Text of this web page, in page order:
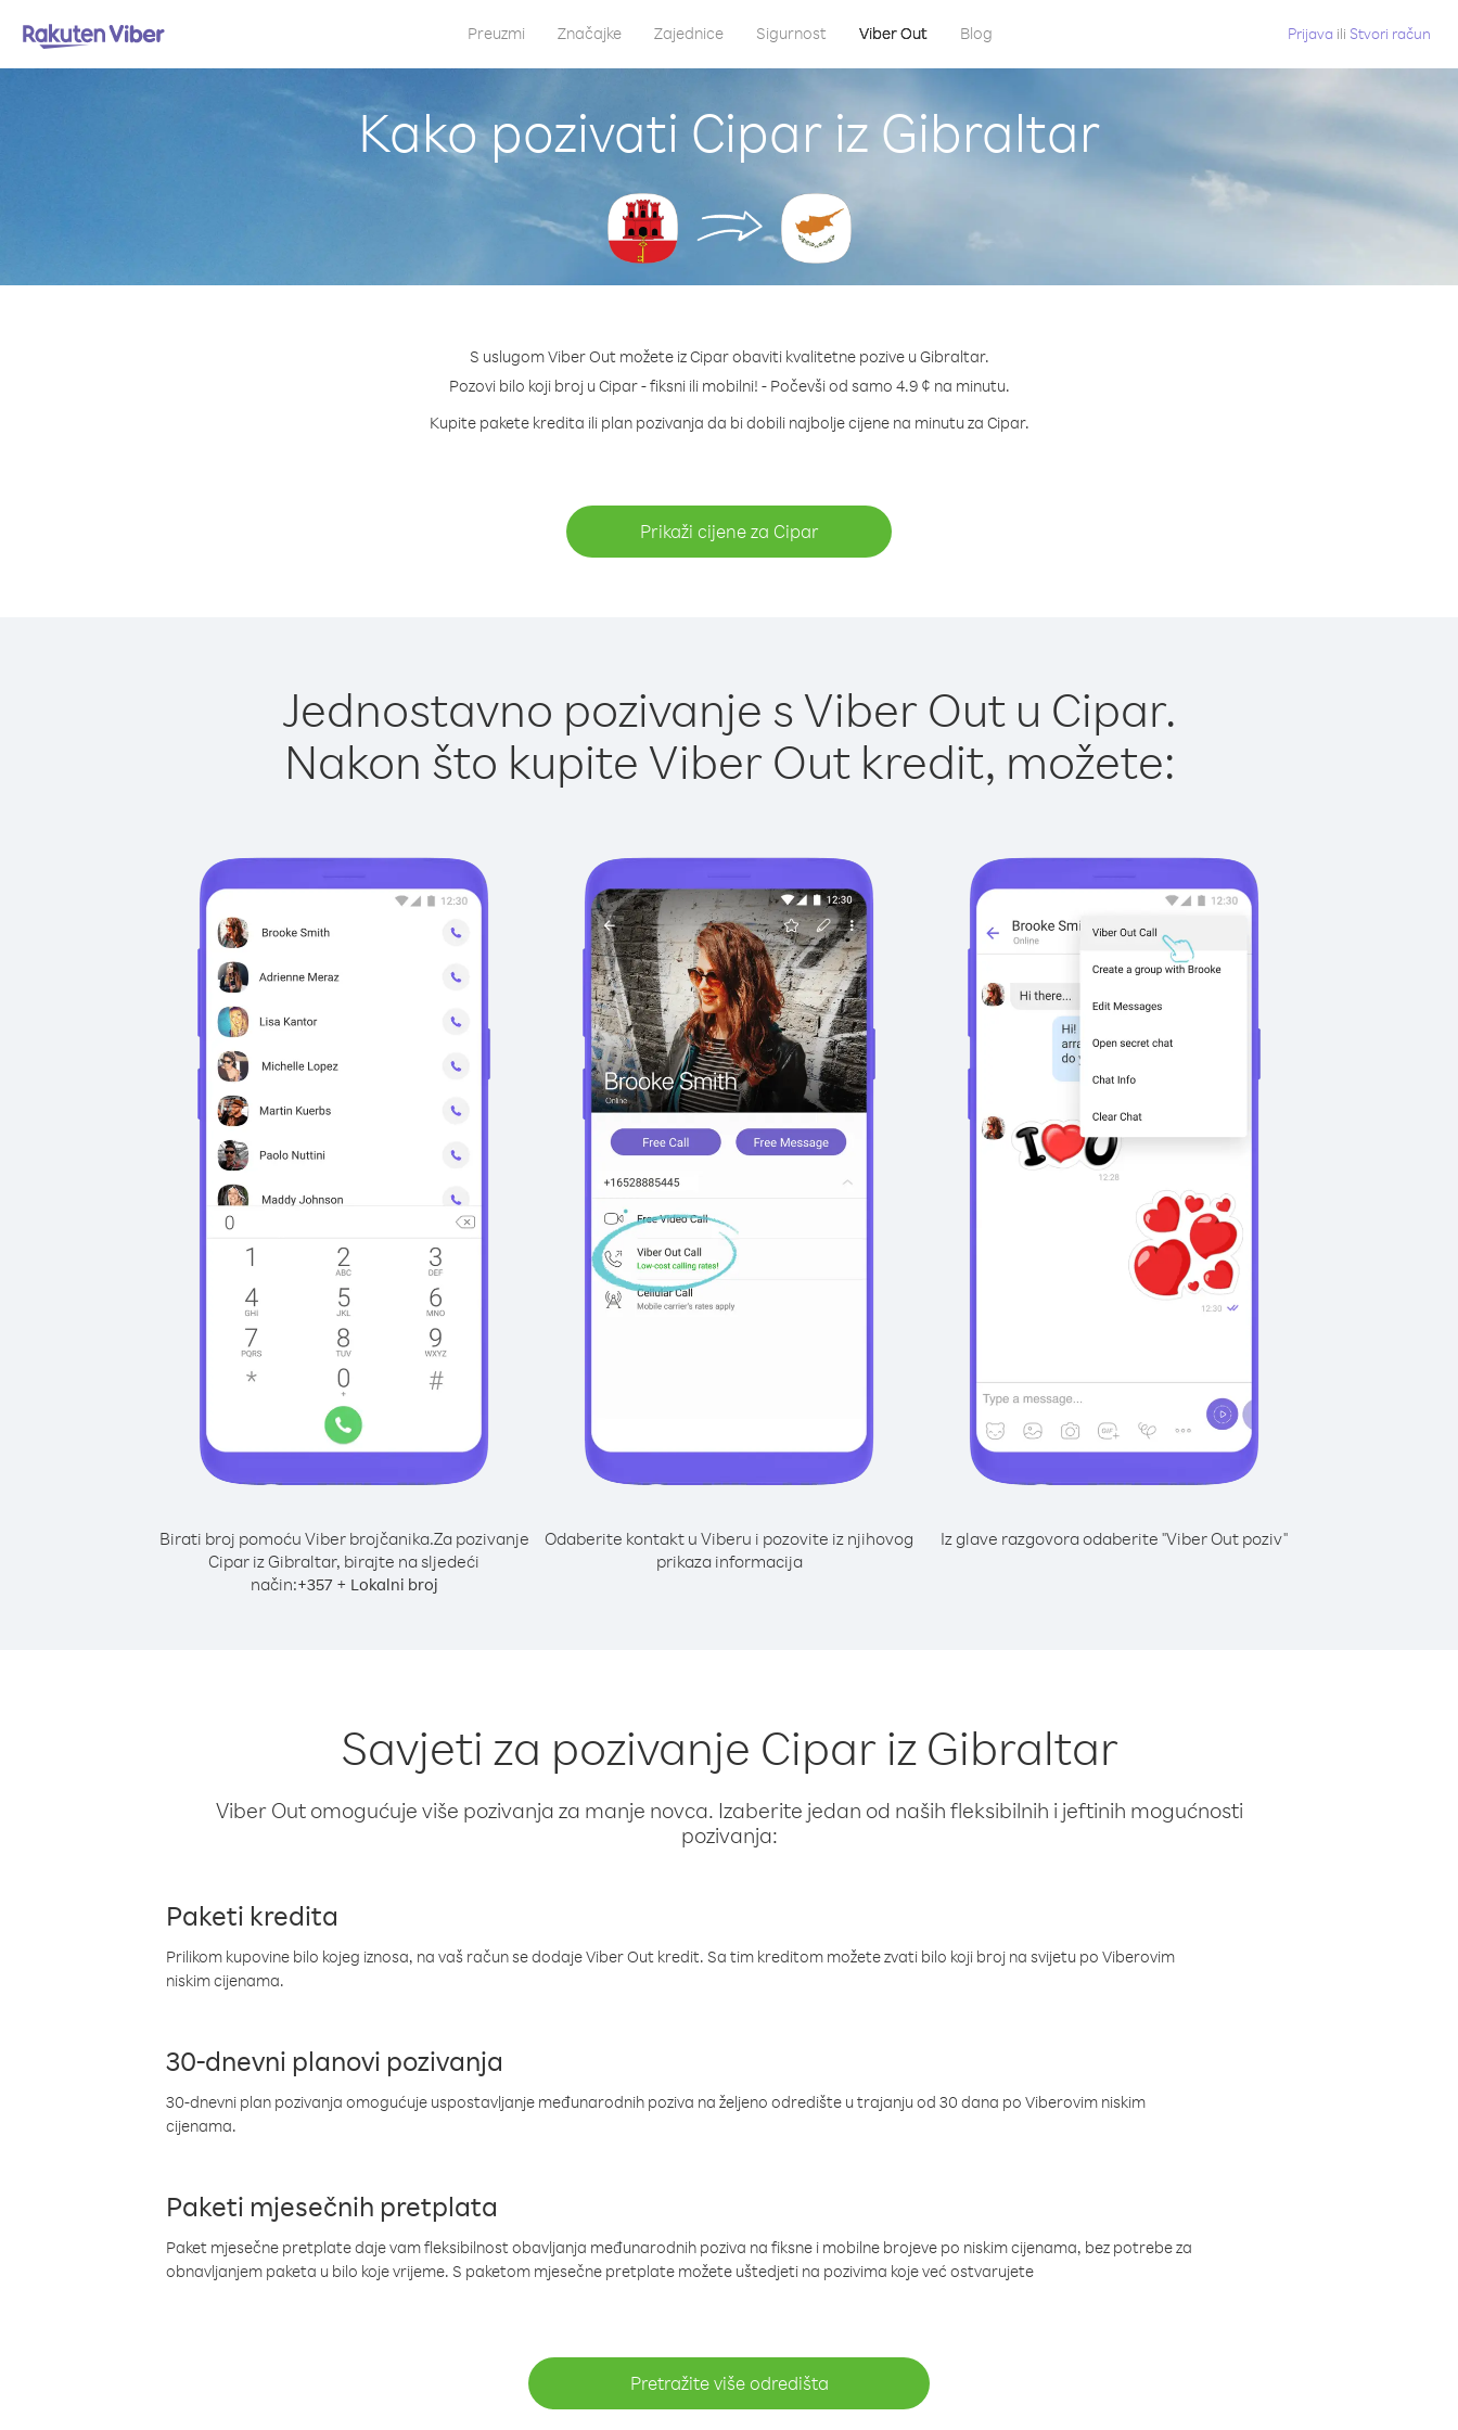
Preuzmi Značajke Zajednice Sigurnost Viber Out Blog Prijava ili Stvori račun
Kako pozivati Cipar iz Gibraltar
S uslugom Viber Out možete iz Cipar obaviti kvalitetne pozive u Gibraltar.
Pozovi bilo koji broj u Cipar - fiksni ili mobilni! - Počevši od samo 4.9 ¢ na minutu.
Kupite pakete kredita ili plan pozivanja da bi dobili najbolje cijene na minutu za Cipar.
Prikaži cijene za Cipar
Jednostavno pozivanje s Viber Out u Cipar.
Nakon što kupite Viber Out kredit, možete:
Birati broj pomoću Viber brojčanika.Za pozivanje
Cipar iz Gibraltar, birajte na sljedeći
način:+357+ Lokalni broj
Odaberite kontakt u Viberu i pozovite iz njihovog
prikaza informacija
Iz glave razgovora odaberite "Viber Out poziv"
Savjeti za pozivanje Cipar iz Gibraltar
Viber Out omogućuje više pozivanja za manje novca. Izaberite jedan od naših fleksibilnih i jeftinih mogućnosti
pozivanja:
Paketi kredita
Prilikom kupovine bilo kojeg iznosa, na vaš račun se dodaje Viber Out kredit. Sa tim kreditom možete zvati bilo koji broj na svijetu po Viberovim
niskim cijenama.
30-dnevni planovi pozivanja
30-dnevni plan pozivanja omogućuje uspostavljanje međunarodnih poziva na željeno odredište u trajanju od 30 dana po Viberovim niskim
cijenama.
Paketi mjesečnih pretplata
Paket mjesečne pretplate daje vam fleksibilnost obavljanja međunarodnih poziva na fiksne i mobilne brojeve po niskim cijenama, bez potrebe za
obnavljanjem paketa u bilo koje vrijeme. S paketom mjesečne pretplate možete uštedjeti na pozivima koje već ostvarujete
Pretražite više odredišta